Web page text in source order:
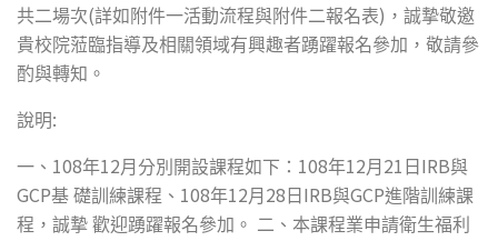
共二場次(詳如附件一活動流程與附件二報名表) ，誠摯敬邀
貴校院蒞臨指導及相關領域有興趣者踴躍報名參加，敬請參
酌與轉知。
說明:
一、 108年12月分別開設課程如下： 108年12月 21 日 IRB與
GCP基 礎訓練課程、 108年12月 28 日 IRB與GCP進階訓練課
程，誠摯 歡迎踴躍報名參加。 二、本課程業申請衛生福利